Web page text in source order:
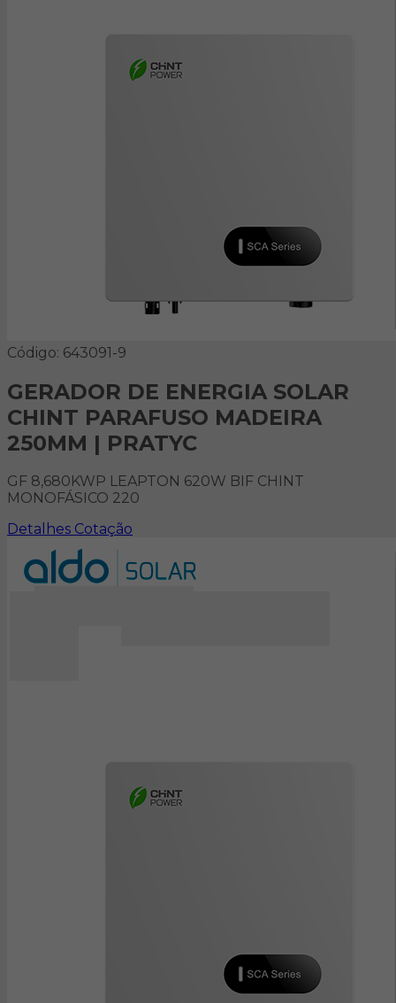
Código: 643091-9
GERADOR DE ENERGIA SOLAR
CHINT PARAFUSO MADEIRA
250MM | PRATYC
GF 8,680KWP LEAPTON 620W BIF CHINT
MONOFÁSICO 220
Detalhes Cotação